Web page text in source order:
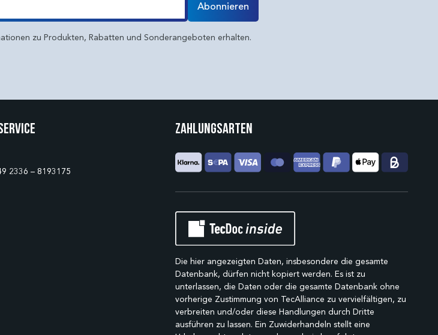
Abonnieren
zu Produkten, Rabatten und Sonderangeboten erhalten.
2336 – 8193175
Zahlungsarten
Die hier angezeigten Daten, insbesondere die gesamte
Datenbank, dürfen nicht kopiert werden. Es ist zu
unterlassen, die Daten oder die gesamte Datenbank ohne
vorherige Zustimmung von TecAlliance zu vervielfältigen, zu
verbreiten und/oder diese Handlungen durch Dritte
ausführen zu lassen. Ein Zuwiderhandeln stellt eine